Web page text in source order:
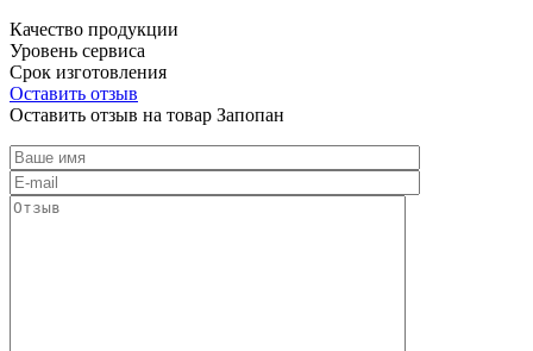
Качество продукции
Уровень сервиса
Срок изготовления
Оставить отзыв
Оставить отзыв на товар Запопан